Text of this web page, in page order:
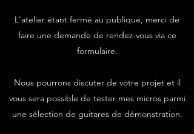
L'atelier étant fermé au publique, merci de
faire une demande de rendez-vous via ce
formulaire.
Nous pourrons discuter de votre projet et il
vous sera possible de tester mes micros parmi
une sélection de guitares de démonstration.